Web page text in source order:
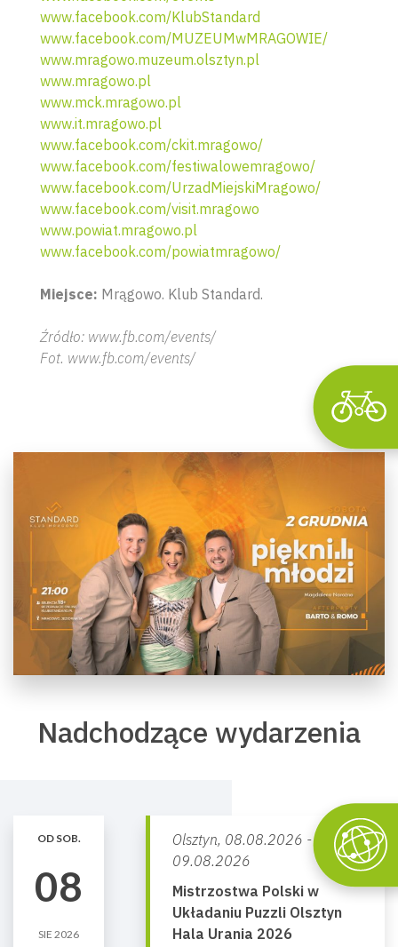
www.facebook.com/KlubStandard
www.facebook.com/MUZEUMwMRAGOWIE/
www.mragowo.muzeum.olsztyn.pl
www.mragowo.pl
www.mck.mragowo.pl
www.it.mragowo.pl
www.facebook.com/ckit.mragowo/
www.facebook.com/festiwalowemragowo/
www.facebook.com/UrzadMiejskiMragowo/
www.facebook.com/visit.mragowo
www.powiat.mragowo.pl
www.facebook.com/powiatmragowo/
Miejsce: Mrągowo. Klub Standard.
Źródło: www.fb.com/events/
Fot. www.fb.com/events/
Nadchodzące wydarzenia
OD SOB.
08
SIE 2026
Olsztyn, 08.08.2026 -
09.08.2026
Mistrzostwa Polski w
Układaniu Puzzli Olsztyn
Hala Urania 2026